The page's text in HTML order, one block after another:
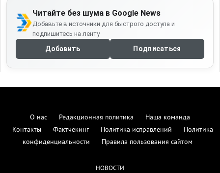
Читайте без шума в Google News
Добавьте в источники для быстрого доступа и
подпишитесь на ленту
Добавить Подписаться
О нас Редакционная политика
Наша команда
Контакты
Фактчекинг Политика исправлений
Политика
конфиденциальности
Правила пользования сайтом
НОВОСТИ